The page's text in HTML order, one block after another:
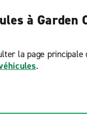
à Garden
la page principale
.